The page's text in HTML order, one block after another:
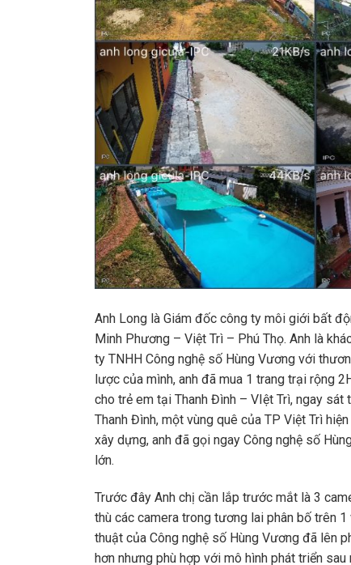
Anh Long là Giám đốc công ty môi giới bất
Minh Phương – Việt Trì – Phú Thọ. Anh là
ty TNHH Công nghệ số Hùng Vương với
lược của mình, anh đã mua 1 trang trại rộng
cho trẻ em tại Thanh Đình – VIệt Trì, ngay
Thanh Đình, một vùng quê của TP Việt Trì
xây dựng, anh đã gọi ngay Công nghệ số
lớn.
Trước đây Anh chị cần lắp trước mắt là 3
thù các camera trong tương lai phân bố trên
thuật của Công nghệ số Hùng Vương đã lên
hơn nhưng phù hợp với mô hình phát triển